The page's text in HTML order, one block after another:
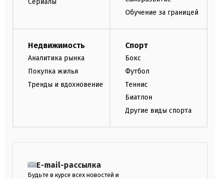
Сериалы
Обучение за границей
Недвижимость
Аналитика рынка
Покупка жилья
Тренды и вдохновение
Спорт
Бокс
Футбол
Теннис
Биатлон
Другие виды спорта
E-mail-рассылка
Будьте в курсе всех новостей и